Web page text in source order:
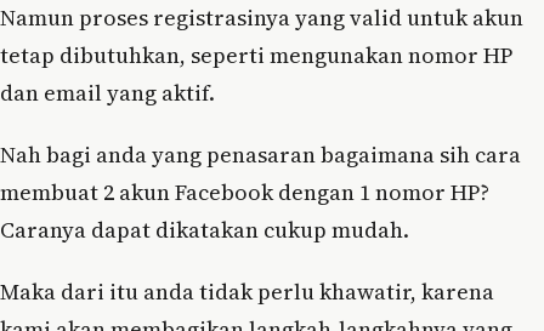
Namun proses registrasinya yang valid untuk akun
tetap dibutuhkan, seperti mengunakan nomor HP
dan email yang aktif.
Nah bagi anda yang penasaran bagaimana sih cara
membuat 2 akun Facebook dengan 1 nomor HP?
Caranya dapat dikatakan cukup mudah.
Maka dari itu anda tidak perlu khawatir, karena